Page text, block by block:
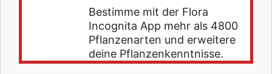
Bestimme mit der Flora
Incognita App mehr als 4800
Pflanzenarten und erweitere
deine Pflanzenkenntnisse.